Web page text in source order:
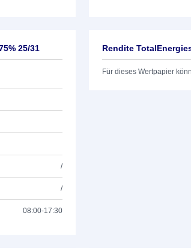
25/31
/
/
08:00-17:30
Rendite
Für dieses Wertpapier